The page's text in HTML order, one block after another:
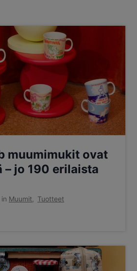
muumimukit ovat
– jo 190 erilaista
Muumit Tuotteet